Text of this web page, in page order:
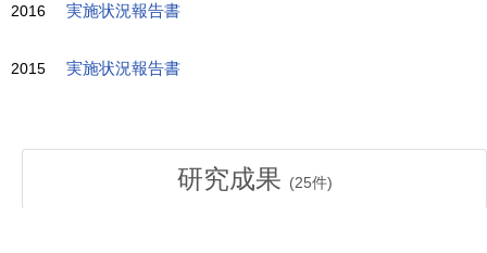
2016 実施状況報告書
2015 実施状況報告書
研究成果 (25件)